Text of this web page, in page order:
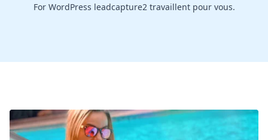
For WordPress leadcapture2 travaillent pour vous.